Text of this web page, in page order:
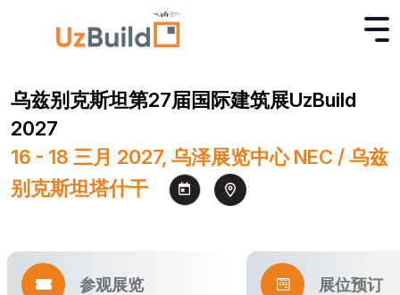
乌兹别克斯坦第27届国际建筑展UzBuild
2027
16 - 18 三月 2027, 乌泽展览中心 NEC / 乌兹
别克斯坦塔什干
参观展览 展位预订